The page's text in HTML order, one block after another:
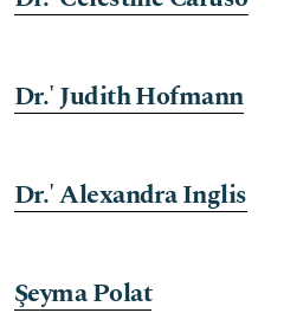
Dr.' Judith Hofmann
Dr.' Alexandra Inglis
Şeyma Polat